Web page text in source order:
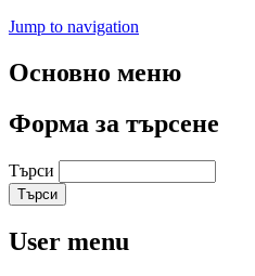
Jump to navigation
Основно меню
Форма за търсене
Търси
User menu